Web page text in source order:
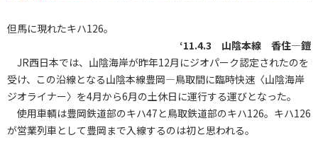
但馬に現れたキハ126。
‘11.4.3 山陰本線 香住―鎧
JR西日本では、山陰海岸が昨年12月にジオパーク認定されたのを
受け、この沿線となる山陰本線豊岡―鳥取間に臨時快速〈山陰海岸
ジオライナー〉を4月から6月の土休日に運行する運びとなった。
使用車輌は豊岡鉄道部のキハ47と鳥取鉄道部のキハ126。キハ126
が営業列車として豊岡まで入線するのは初と思われる。